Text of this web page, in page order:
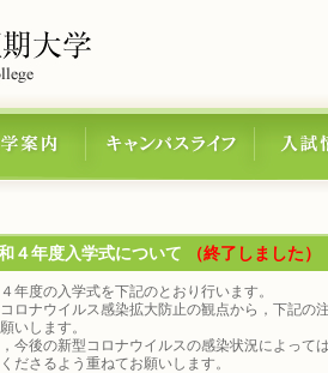
４年度入学式について （終了しました）
度の入学式を下記のとおり行います。
ナウイルス感染拡大防止の観点から，下記の
いします。
後の新型コロナウイルスの感染状況によって
ださるよう重ねてお願いします。